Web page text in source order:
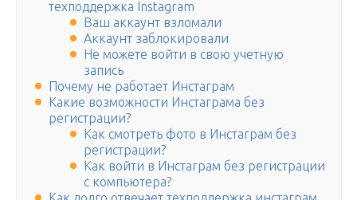
техподдержка Instagram
Ваш аккаунт взломали
Аккаунт заблокировали
Не можете войти в свою учетную
запись
Почему не работает Инстаграм
Какие возможности Инстаграма без
регистрации?
Как смотреть фото в Инстаграм без
регистрации?
Как войти в Инстаграм без регистрации
с компьютера?